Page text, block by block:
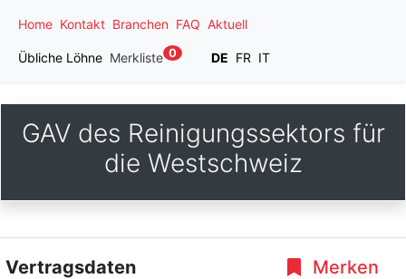
Home Kontakt Branchen FAQ Aktuell
Übliche Löhne Merkliste 0 DE FR IT
GAV des Reinigungssektors für
die Westschweiz
Merken
Vertragsdaten